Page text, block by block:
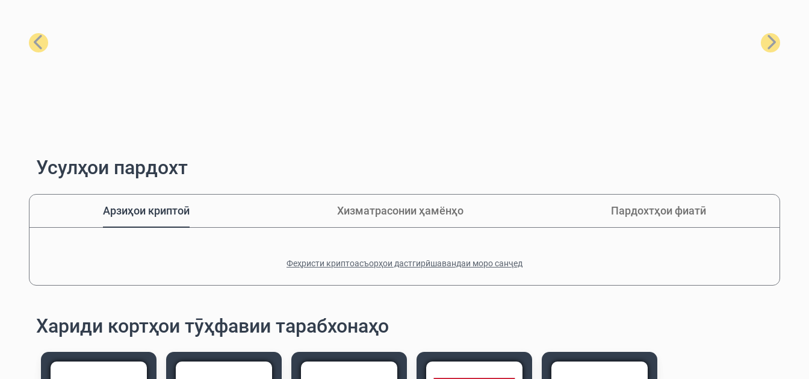
Қаблӣ Баъдӣ
Усулҳои пардохт
Арзиҳои криптоӣ Хизматрасонии ҳамёнҳо Пардохтҳои фиатӣ
Феҳристи криптоасъорҳои дастгирӣшавандаи моро санҷед
Хариди кортҳои тӯҳфавии тарабхонаҳо